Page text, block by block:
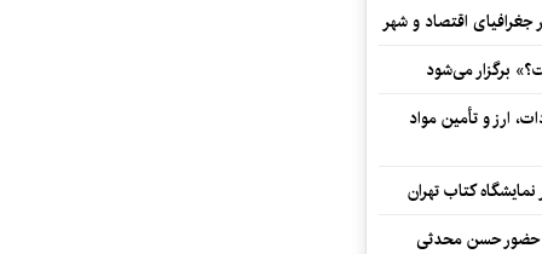
اقتصاد و شهر
برگزار می‌شود
ارز و تأمین مواد
کتاب تهران
حضور حسن محدثی